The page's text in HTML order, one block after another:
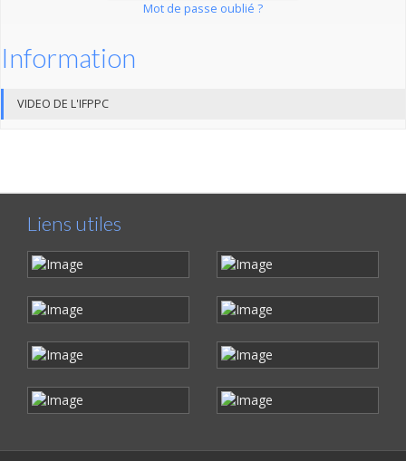
Mot de passe oublié ?
Information
VIDEO DE L'IFPPC
Liens utiles